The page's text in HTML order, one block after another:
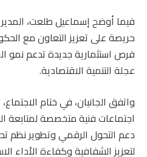
حريصة على تعزيز التعاون مع
فرص استثمارية جديدة تدعم
عجلة التنمية الاقتصادية.
واتفق الجانبان، في ختام
اجتماعات فنية متخصصة لمتابعة
دعم التحول الرقمي وتطوير نظم
لتعزيز الشفافية وكفاءة الأداء